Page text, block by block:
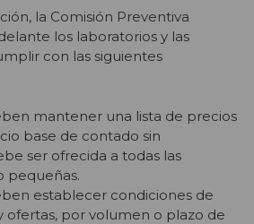
la Comisión Preventiva
los laboratorios y las
con las siguientes
mantener una lista de precios
base de contado sin
ser ofrecida a todas las
pequeñas.
establecer condiciones de
ofertas, por volumen o plazo de